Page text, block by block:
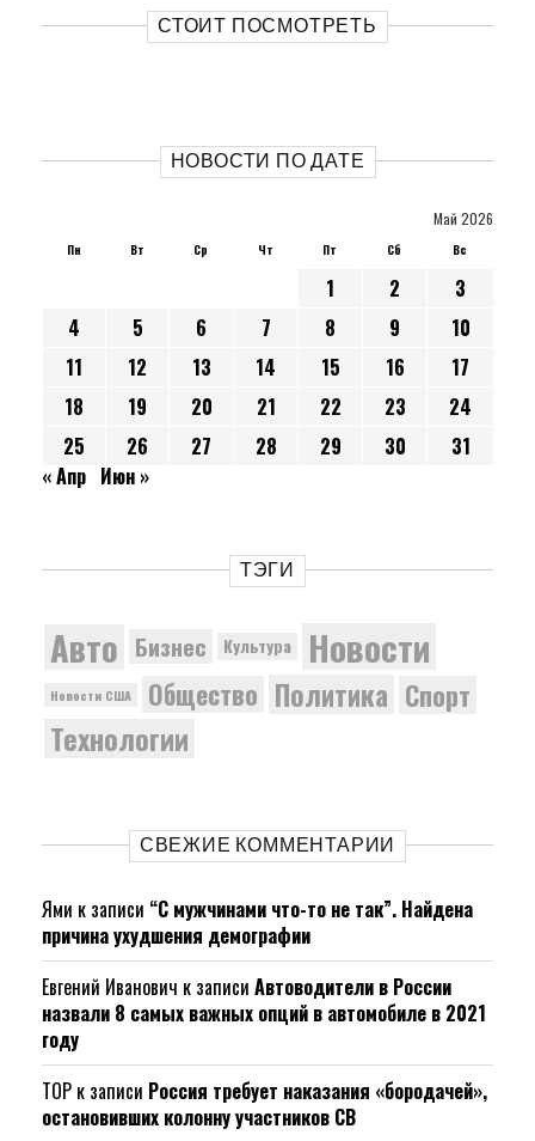
СТОИТ ПОСМОТРЕТЬ
НОВОСТИ ПО ДАТЕ
Май 2026
Пн Вт Ср Чт Пт Сб Вс
1 2
3
4
5 6 7 8 9
10
11
12 13 14 15 16
17
18
19 20 21 22 23
24
25
26 27 28 29 30
31
« Апр Июн »
ТЭГИ
Авто Бизнес Культура Новости
Новости США Общество Политика Спорт
Технологии
СВЕЖИЕ КОММЕНТАРИИ
Ями к записи “С мужчинами что-то не так”. Найдена
причина ухудшения демографии
Евгений Иванович к записи Автоводители в России
назвали 8 самых важных опций в автомобиле в 2021
году
ТОР к записи Россия требует наказания «бородачей»,
остановивших колонну участников СВ